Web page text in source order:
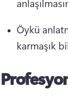
Öykü
karmaşık